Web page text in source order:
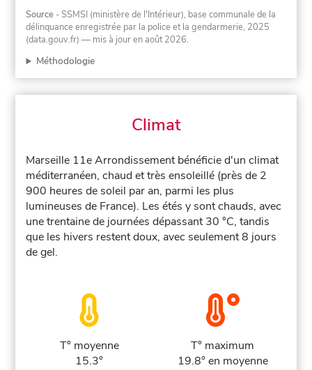
Source - SSMSI (ministère de l'Intérieur), base communale de la
délinquance enregistrée par la police et la gendarmerie, 2025
(data.gouv.fr) — mis à jour en août 2026.
Méthodologie
Climat
Marseille 11e Arrondissement bénéficie d'un climat
méditerranéen, chaud et très ensoleillé (près de 2
900 heures de soleil par an, parmi les plus
lumineuses de France). Les étés y sont chauds, avec
une trentaine de journées dépassant 30 °C, tandis
que les hivers restent doux, avec seulement 8 jours
de gel.
T° moyenne
15.3°
T° maximum
19.8° en moyenne